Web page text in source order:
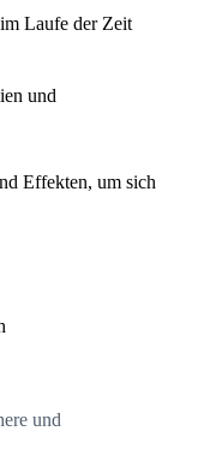
Laufe der Zeit
und
Effekten, um sich
und